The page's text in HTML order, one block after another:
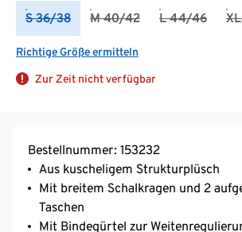
S 36/38 M 40/42 L 44/46
Richtige Größe ermitteln
Zur Zeit nicht verfügbar
Bestellnummer: 153232
Aus kuscheligem Strukturplüsch
Mit breitem Schalkragen und 2
Taschen
Mit Bindegürtel zur